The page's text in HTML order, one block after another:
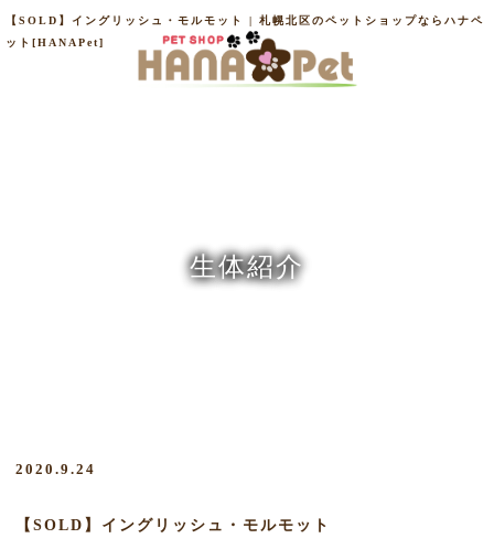
【SOLD】イングリッシュ・モルモット | 札幌北区のペットショップならハナペ
ット[HANAPet]
生体紹介
2020.9.24
【SOLD】イングリッシュ・モルモット